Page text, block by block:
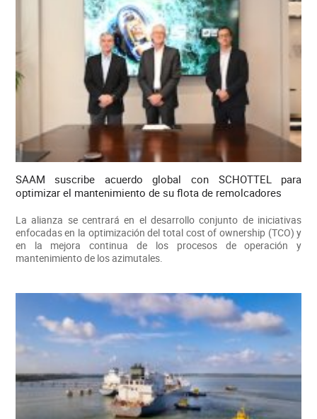
SAAM suscribe acuerdo global con SCHOTTEL para
optimizar el mantenimiento de su flota de remolcadores
La alianza se centrará en el desarrollo conjunto de iniciativas
enfocadas en la optimización del total cost of ownership (TCO) y
en la mejora continua de los procesos de operación y
mantenimiento de los azimutales.